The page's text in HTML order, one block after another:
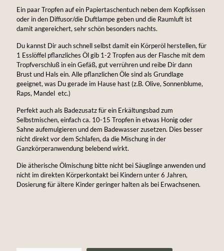
Ein paar Tropfen auf ein Papiertaschentuch neben dem Kopfkissen
oder in den Diffusor/die Duftlampe geben und die Raumluft ist
damit angereichert, sehr schön besonders nachts.
Du kannst Dir auch schnell selbst damit ein Körperöl herstellen, für
1 Esslöffel pflanzliches Öl gib 1-2 Tropfen aus der Flasche mit dem
Tropfverschluß in ein Gefäß, gut verrühren und reibe Dir dann
Brust und Hals ein. Alle pflanzlichen Öle sind als Grundlage
geeignet, was Du gerade im Hause hast (z.B. Olive, Sonnenblume,
Raps, Mandel etc.)
Perfekt auch als Badezusatz für ein Erkältungsbad zum
Selbstmischen, einfach ca. 10-15 Tropfen in etwas Honig oder
Sahne aufemulgieren und dem Badewasser zusetzen. Dies besser
nicht direkt vor dem Schlafen, da die Mischung in der
Ganzkörperanwendung belebend wirkt.
Die ätherische Ölmischung bitte nicht bei Säuglinge anwenden und
nicht im direkten Körperkontakt bei Kindern unter 6 Jahren,
Dosierung für ältere Kinder geringer halten als bei Erwachsenen.